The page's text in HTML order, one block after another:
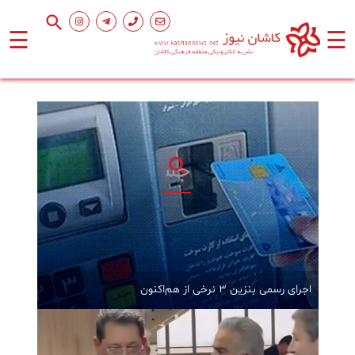
☰ ☰
اصلی
فرهنگ
ورزشی
زیست
اجرای رسمی بنزین ۳ نرخی از هم‌اکنون